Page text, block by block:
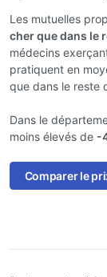
Les mutuelles
cher que dans le
médecins
pratiquent en
que dans le reste
Dans le
moins élevés de -
Comparer le